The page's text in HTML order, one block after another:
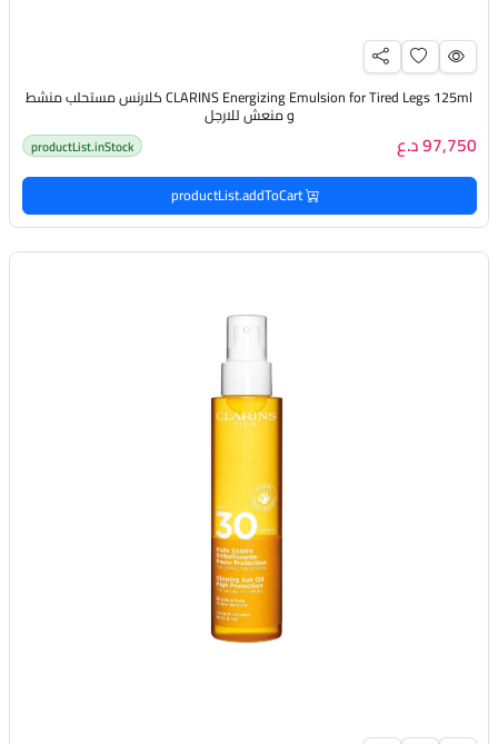
CLARINS Energizing Emulsion for Tired Legs 125ml كلارنس مستحلب منشط
و منعش للارجل
97,750 د.ع productList.inStock
productList.addToCart